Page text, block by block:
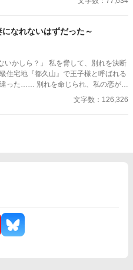
で目を覚まし、あらゆる涙、嘘、そ
を持つ――真実を突き止め、奪われた
せた者たちにその代償を払わせる。
ない。何も許されない。
なれないはずだった～
を脅して、別れを決断
られ、私の恋が終
。 ※視点切り替えあり。 ※２日間は１
文字数：126,326